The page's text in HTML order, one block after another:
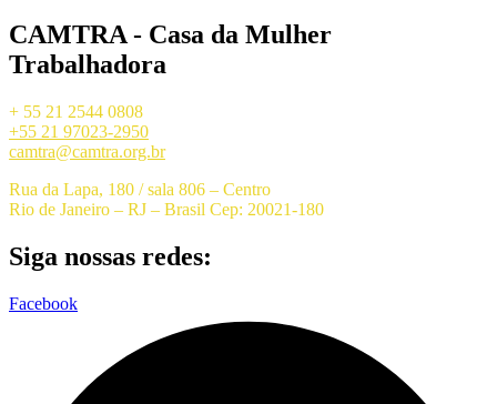
CAMTRA - Casa da Mulher
Trabalhadora
+ 55 21 2544 0808
+55 21 97023-2950
camtra@camtra.org.br
Rua da Lapa, 180 / sala 806 – Centro
Rio de Janeiro – RJ – Brasil Cep: 20021-180
Siga nossas redes:
Facebook